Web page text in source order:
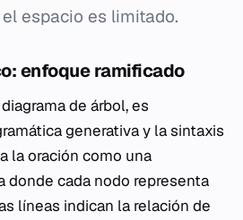
espacio es limitado.
enfoque ramificado
de árbol, es
generativa y la sintaxis
la oración como una
donde cada nodo representa
líneas indican la relación de